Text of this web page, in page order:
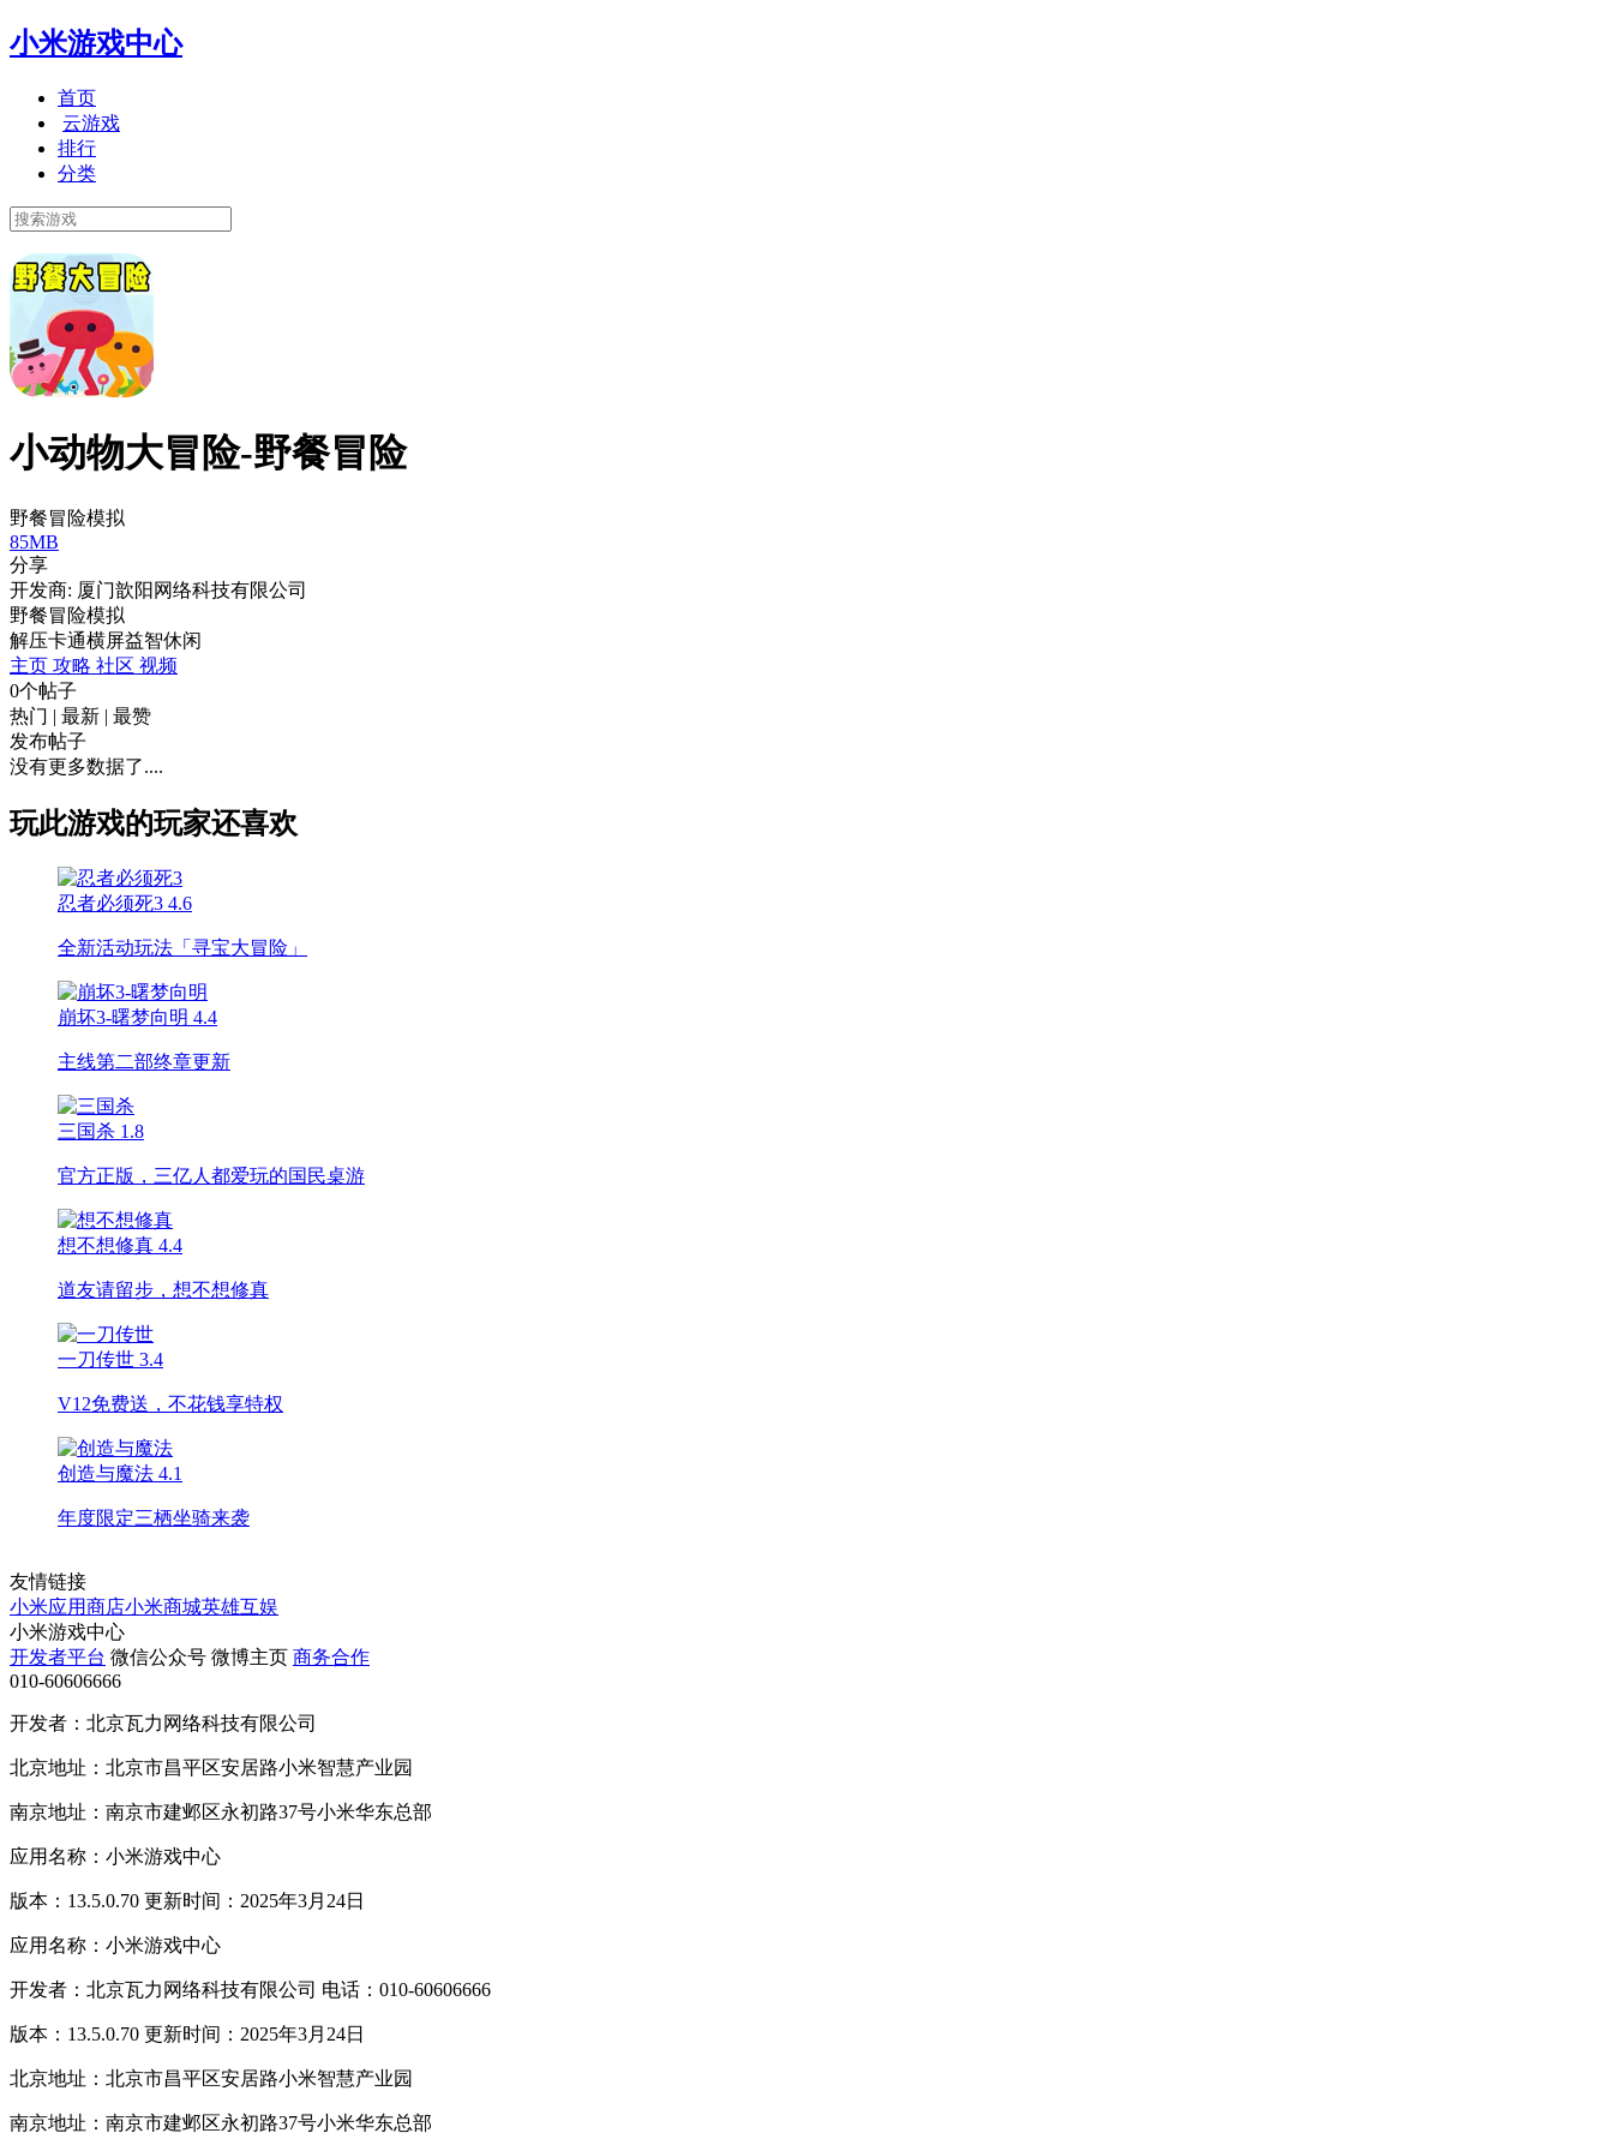
小米游戏中心
首页
云游戏
排行
分类
小动物大冒险-野餐冒险
野餐冒险模拟
85MB
分享
开发商: 厦门歆阳网络科技有限公司
野餐冒险模拟
解压卡通横屏益智休闲
主页 攻略 社区 视频
0个帖子
热门 | 最新 | 最赞
发布帖子
没有更多数据了....
玩此游戏的玩家还喜欢
忍者必须死3 4.6
全新活动玩法「寻宝大冒险」
崩坏3-曙梦向明 4.4
主线第二部终章更新
三国杀 1.8
官方正版，三亿人都爱玩的国民桌游
想不想修真 4.4
道友请留步，想不想修真
一刀传世 3.4
V12免费送，不花钱享特权
创造与魔法 4.1
年度限定三栖坐骑来袭
友情链接
小米应用商店小米商城英雄互娱
小米游戏中心
开发者平台 微信公众号 微博主页 商务合作
010-60606666
开发者：北京瓦力网络科技有限公司
北京地址：北京市昌平区安居路小米智慧产业园
南京地址：南京市建邺区永初路37号小米华东总部
应用名称：小米游戏中心
版本：13.5.0.70 更新时间：2025年3月24日
应用名称：小米游戏中心
开发者：北京瓦力网络科技有限公司 电话：010-60606666
版本：13.5.0.70 更新时间：2025年3月24日
北京地址：北京市昌平区安居路小米智慧产业园
南京地址：南京市建邺区永初路37号小米华东总部